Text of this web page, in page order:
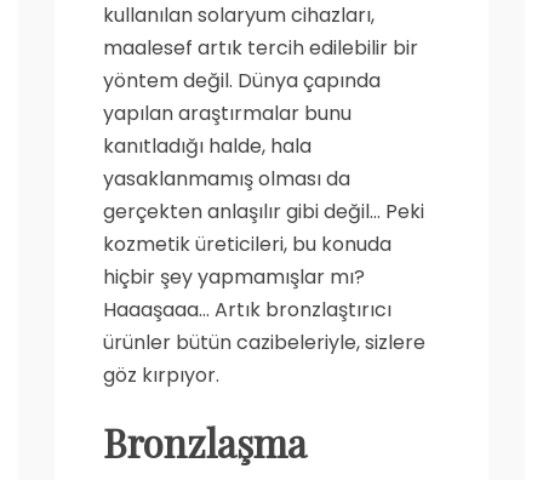
kullanılan solaryum cihazları,
maalesef artık tercih edilebilir bir
yöntem değil. Dünya çapında
yapılan araştırmalar bunu
kanıtladığı halde, hala
yasaklanmamış olması da
gerçekten anlaşılır gibi değil… Peki
kozmetik üreticileri, bu konuda
hiçbir şey yapmamışlar mı?
Haaaşaaa… Artık bronzlaştırıcı
ürünler bütün cazibeleriyle, sizlere
göz kırpıyor.
Bronzlaşma